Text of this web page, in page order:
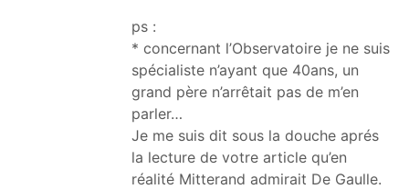
ps :
* concernant l’Observatoire je ne suis
spécialiste n’ayant que 40ans, un
grand père n’arrêtait pas de m’en
parler…
Je me suis dit sous la douche aprés
la lecture de votre article qu’en
réalité Mitterand admirait De Gaulle.